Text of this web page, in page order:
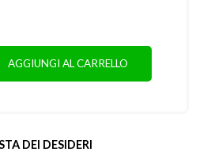
AGGIUNGI AL CARRELLO
DEI DESIDERI